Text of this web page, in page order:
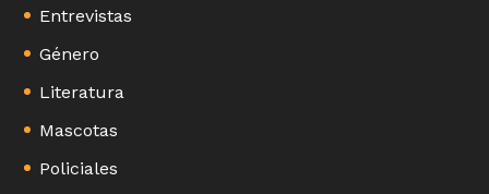
Entrevistas
Género
Literatura
Mascotas
Policiales